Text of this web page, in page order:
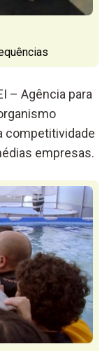
– Agência para
competitividade
empresas.